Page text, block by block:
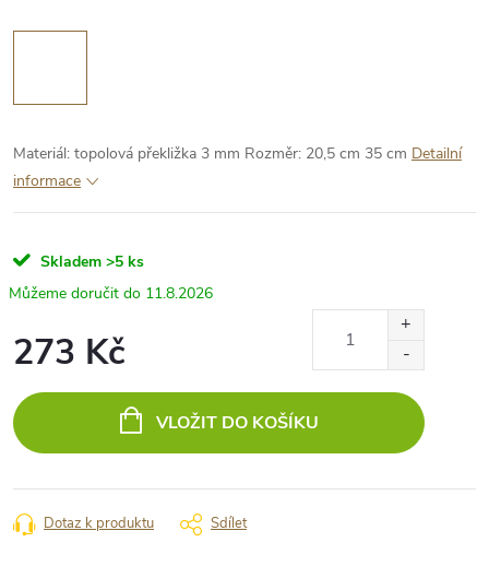
Materiál: topolová překližka 3 mm Rozměr: 20,5 cm 35 cm Detailní
informace
Skladem >5 ks
11.8.2026
273 Kč
cena:
VLOŽIT DO KOŠÍKU
Dotaz k produktu Sdílet